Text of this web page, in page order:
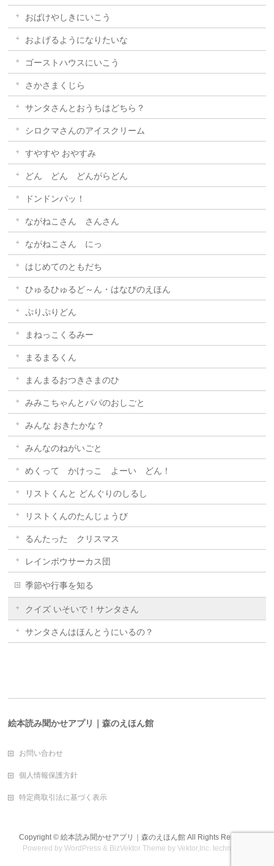
おばけやしきにいこう
およげるようになりたいな
ゴーストハウスにいこう
さかさまくじら
サンタさんとおうちはどちら？
シロクマさんのアイスクリーム
すやすや おやすみ
どん どん どんがらどん
ドンドンパッ！
ながねこさん さんさん
ながねこさん にっ
はじめてのともだち
ひゅるひゅるど～ん・はなびのえほん
ぷりぷりどん
まねっこくるみー
まるまるくん
まんまるおつきさまのひ
みみこちゃんとパパのおしごと
みんな おきたかな？
みんなのねがいごと
めくって かけっこ よーい どん！
リストくんと どんぐりのしるし
リストくんのたんじょうび
るんたった クリスマス
レインボウサーカス団
季節や行事を知る
クイズ いそいで！サンタさん
サンタさんはほんとうにいるの？
絵本読み聞かせアプリ｜森のえほん館
お問い合わせ
個人情報保護方針
特定商取引法に基づく表示
Copyright © 絵本読み聞かせアプリ｜森のえほん館All Rights Reserved.
Powered byWordPress & BizVektor Theme byVektor,Inc. technology.